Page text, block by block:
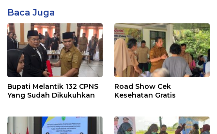
Baca Juga
Bupati Melantik 132 CPNS
Yang Sudah Dikukuhkan
Road Show Cek
Kesehatan Gratis